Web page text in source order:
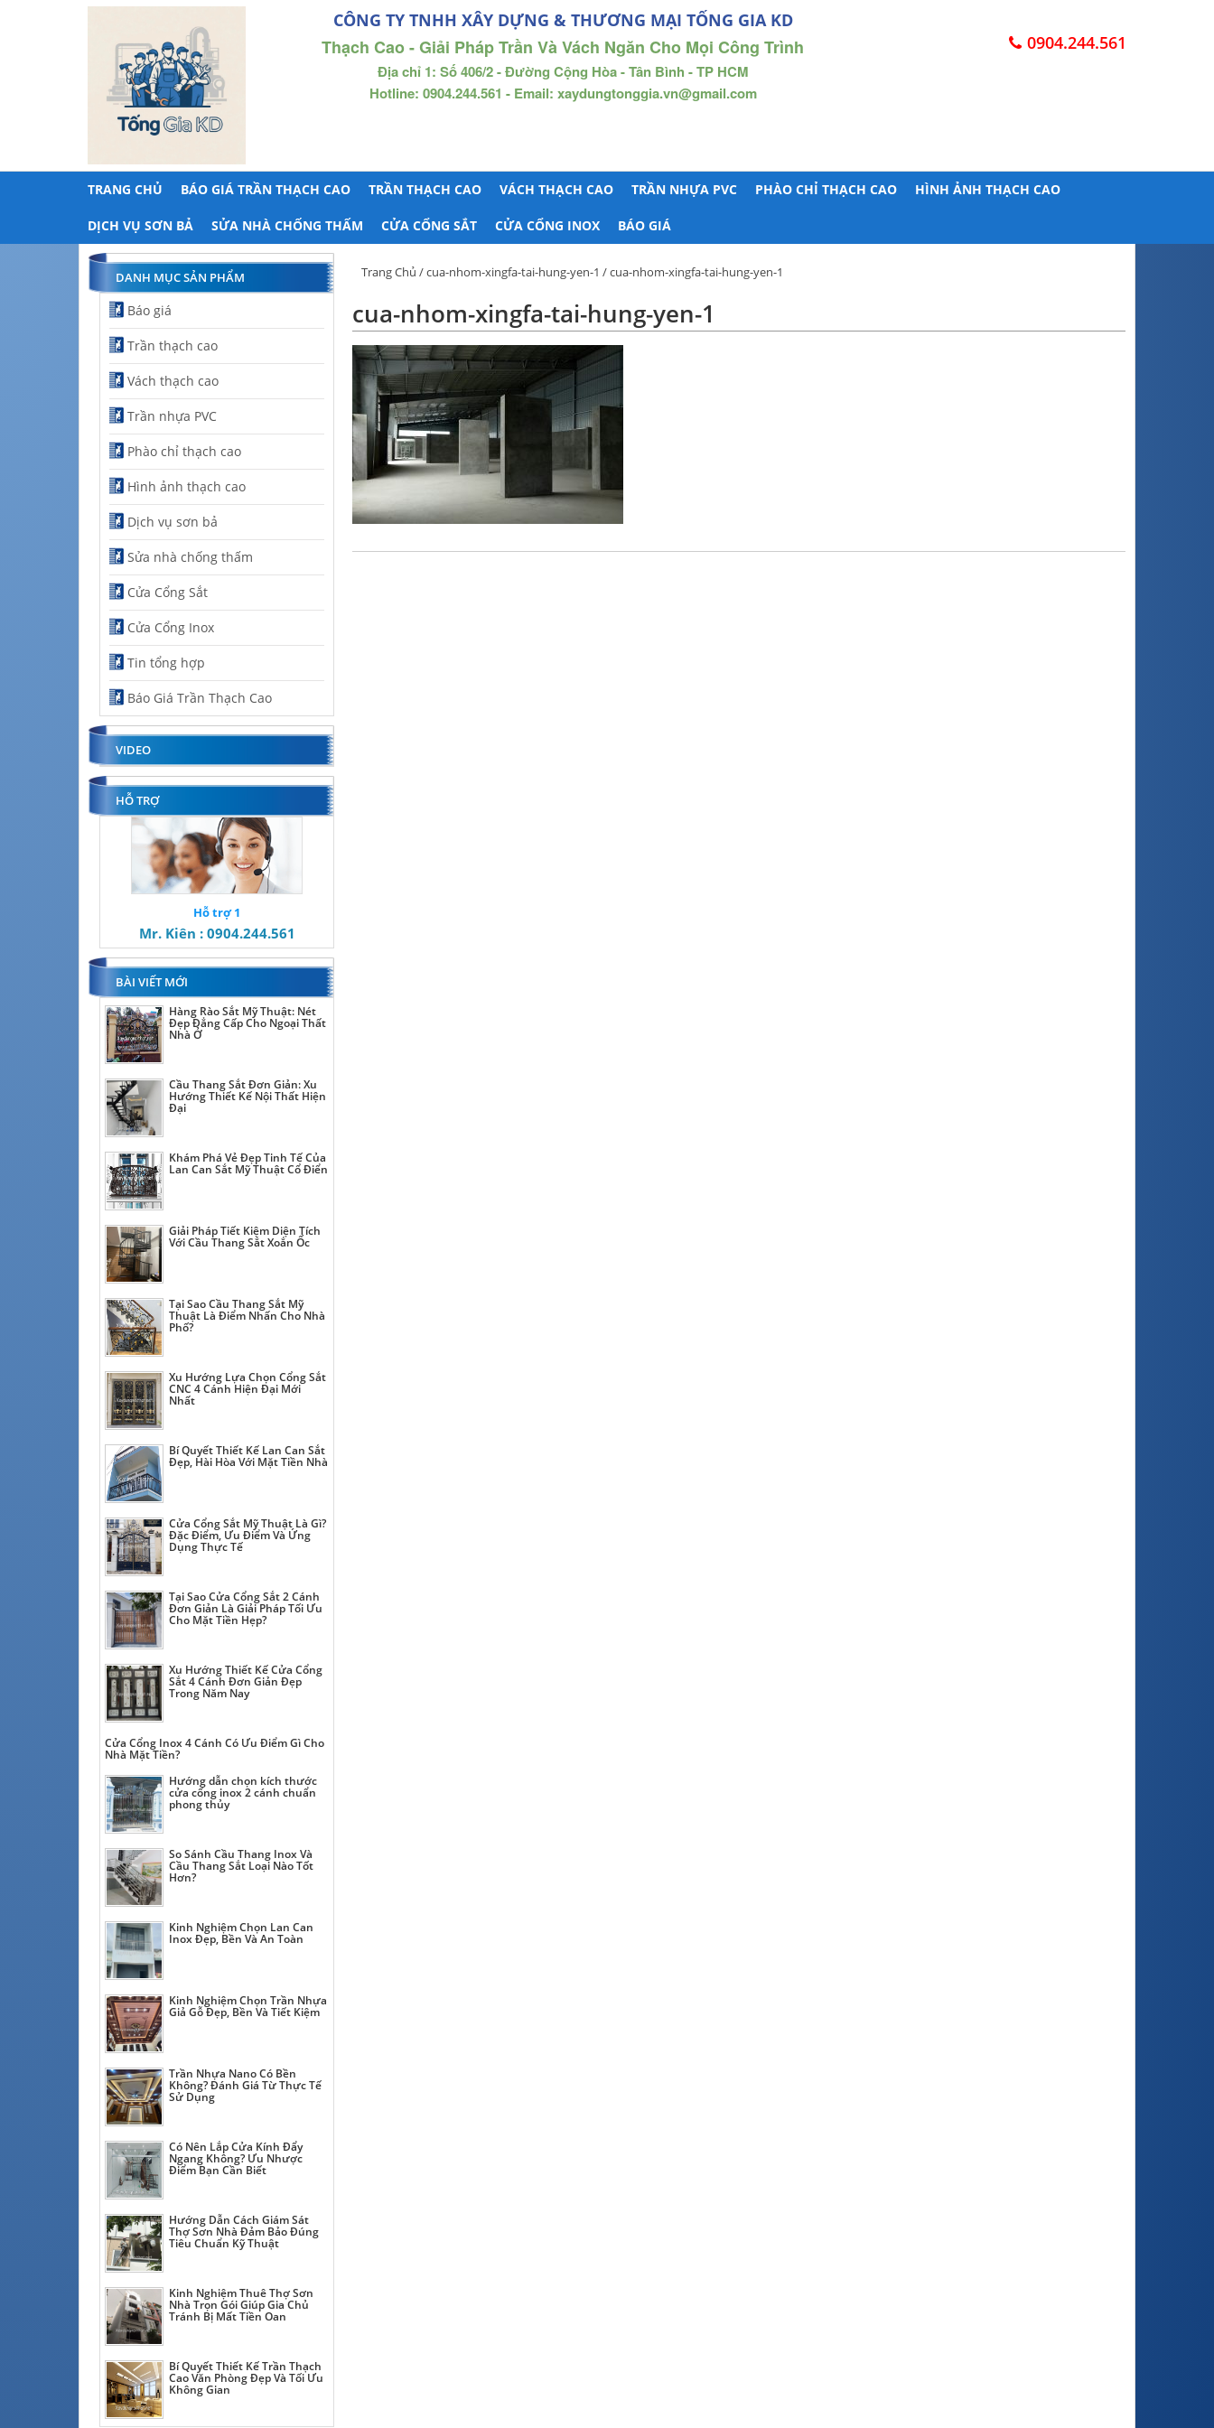
CÔNG TY TNHH XÂY DỰNG & THƯƠNG MẠI TỐNG GIA KD
Thạch Cao - Giải Pháp Trần Và Vách Ngăn Cho Mọi Công Trình
Địa chỉ 1: Số 406/2 - Đường Cộng Hòa - Tân Bình - TP HCM
Hotline: 0904.244.561 - Email: xaydungtonggia.vn@gmail.com
0904.244.561
TRANG CHỦ BÁO GIÁ TRẦN THẠCH CAO TRẦN THẠCH CAO VÁCH THẠCH CAO TRẦN NHỰA PVC PHÀO CHỈ THẠCH CAO HÌNH ẢNH THẠCH CAO
DỊCH VỤ SƠN BẢ SỬA NHÀ CHỐNG THẤM CỬA CỔNG SẮT CỬA CỔNG INOX BÁO GIÁ
Trang Chủ /cua-nhom-xingfa-tai-hung-yen-1 / cua-nhom-xingfa-tai-hung-yen-1
cua-nhom-xingfa-tai-hung-yen-1
DANH MỤC SẢN PHẨM
Báo giá
Trần thạch cao
Vách thạch cao
Trần nhựa PVC
Phào chỉ thạch cao
Hình ảnh thạch cao
Dịch vụ sơn bả
Sửa nhà chống thấm
Cửa Cổng Sắt
Cửa Cổng Inox
Tin tổng hợp
Báo Giá Trần Thạch Cao
VIDEO
HỖ TRỢ
Hỗ trợ 1
Mr. Kiên : 0904.244.561
BÀI VIẾT MỚI
Hàng Rào Sắt Mỹ Thuật: Nét
Đẹp Đẳng Cấp Cho Ngoại Thất
Nhà Ở
Cầu Thang Sắt Đơn Giản: Xu
Hướng Thiết Kế Nội Thất Hiện
Đại
Khám Phá Vẻ Đẹp Tinh Tế Của
Lan Can Sắt Mỹ Thuật Cổ Điển
Giải Pháp Tiết Kiệm Diện Tích
Với Cầu Thang Sắt Xoắn Ốc
Tại Sao Cầu Thang Sắt Mỹ
Thuật Là Điểm Nhấn Cho Nhà
Phố?
Xu Hướng Lựa Chọn Cổng Sắt
CNC 4 Cánh Hiện Đại Mới
Nhất
Bí Quyết Thiết Kế Lan Can Sắt
Đẹp, Hài Hòa Với Mặt Tiền Nhà
Cửa Cổng Sắt Mỹ Thuật Là Gì?
Đặc Điểm, Ưu Điểm Và Ứng
Dụng Thực Tế
Tại Sao Cửa Cổng Sắt 2 Cánh
Đơn Giản Là Giải Pháp Tối Ưu
Cho Mặt Tiền Hẹp?
Xu Hướng Thiết Kế Cửa Cổng
Sắt 4 Cánh Đơn Giản Đẹp
Trong Năm Nay
Cửa Cổng Inox 4 Cánh Có Ưu Điểm Gì Cho
Nhà Mặt Tiền?
Hướng dẫn chọn kích thước
cửa cổng inox 2 cánh chuẩn
phong thủy
So Sánh Cầu Thang Inox Và
Cầu Thang Sắt Loại Nào Tốt
Hơn?
Kinh Nghiệm Chọn Lan Can
Inox Đẹp, Bền Và An Toàn
Kinh Nghiệm Chọn Trần Nhựa
Giả Gỗ Đẹp, Bền Và Tiết Kiệm
Trần Nhựa Nano Có Bền
Không? Đánh Giá Từ Thực Tế
Sử Dụng
Có Nên Lắp Cửa Kính Đẩy
Ngang Không? Ưu Nhược
Điểm Bạn Cần Biết
Hướng Dẫn Cách Giám Sát
Thợ Sơn Nhà Đảm Bảo Đúng
Tiêu Chuẩn Kỹ Thuật
Kinh Nghiệm Thuê Thợ Sơn
Nhà Trọn Gói Giúp Gia Chủ
Tránh Bị Mất Tiền Oan
Bí Quyết Thiết Kế Trần Thạch
Cao Văn Phòng Đẹp Và Tối Ưu
Không Gian